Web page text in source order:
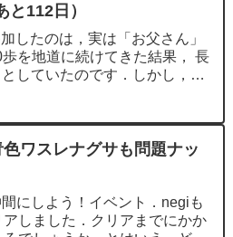
112日）
したのは，実は「お父さん」
を地道に続けてきた結果， 長
していたのです．しかし，先
ワスレナグサも問題ナッ
にしよう！イベント．negiも
しました．クリアまでにかか